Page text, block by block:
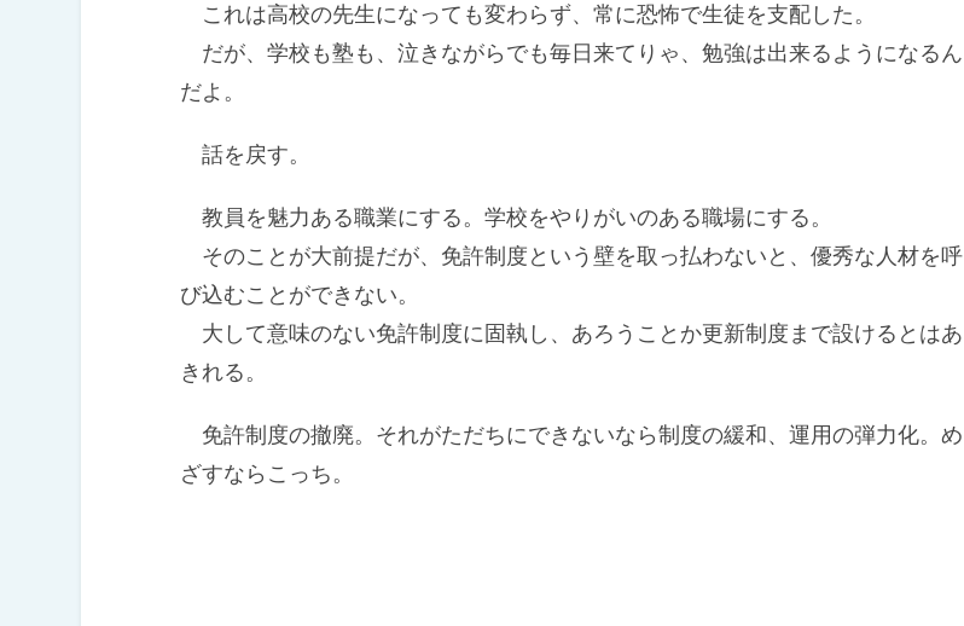
これは高校の先生になっても変わらず、常に恐怖で生徒を支配した。
だが、学校も塾も、泣きながらでも毎日来てりゃ、勉強は出来るようになるん
だよ。
話を戻す。
教員を魅力ある職業にする。学校をやりがいのある職場にする。
そのことが大前提だが、免許制度という壁を取っ払わないと、優秀な人材を呼
び込むことができない。
大して意味のない免許制度に固執し、あろうことか更新制度まで設けるとはあ
きれる。
免許制度の撤廃。それがただちにできないなら制度の緩和、運用の弾力化。め
ざすならこっち。